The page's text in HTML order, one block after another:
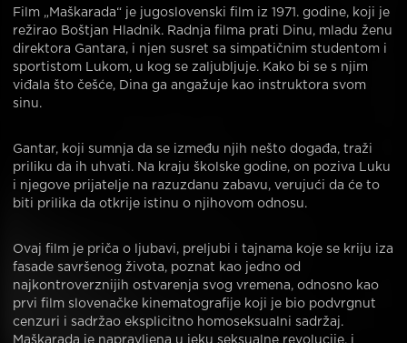
Film „Maškarada“ je jugoslovenski film iz 1971. godine, koji je
režirao Boštjan Hladnik. Radnja filma prati Dinu, mladu ženu
direktora Gantara, i njen susret sa simpatičnim studentom i
sportistom Lukom, u kog se zaljubljuje. Kako bi se s njim
viđala što češće, Dina ga angažuje kao instruktora svom
sinu.
Gantar, koji sumnja da se između njih nešto događa, traži
priliku da ih uhvati. Na kraju školske godine, on poziva Luku
i njegove prijatelje na razuzdanu zabavu, verujući da će to
biti prilika da otkrije istinu o njihovom odnosu.
Ovaj film je priča o ljubavi, preljubi i tajnama koje se kriju iza
fasade savršenog života, poznat kao jedno od
najkontroverznijih ostvarenja svog vremena, odnosno kao
prvi film slovenačke kinematografije koji je bio podvrgnut
cenzuri i sadržao eksplicitno homoseksualni sadržaj.
Maškarada je napravljena u jeku seksualne revolucije, i